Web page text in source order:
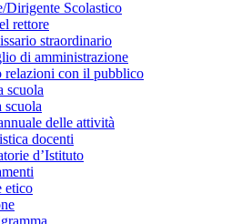
Dirigente Scolastico
rettore
straordinario
di amministrazione
con il pubblico
scuola
scuola
delle attività
docenti
d’Istituto
etico